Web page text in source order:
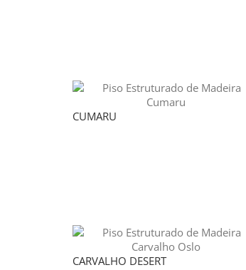
CUMARU
CARVALHO DESERT